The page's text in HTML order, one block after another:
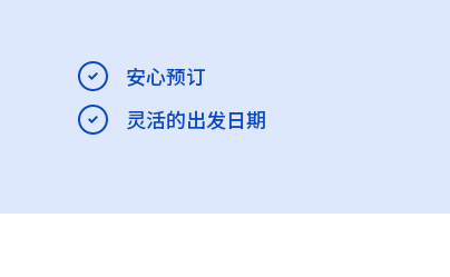
安心预订
灵活的出发日期